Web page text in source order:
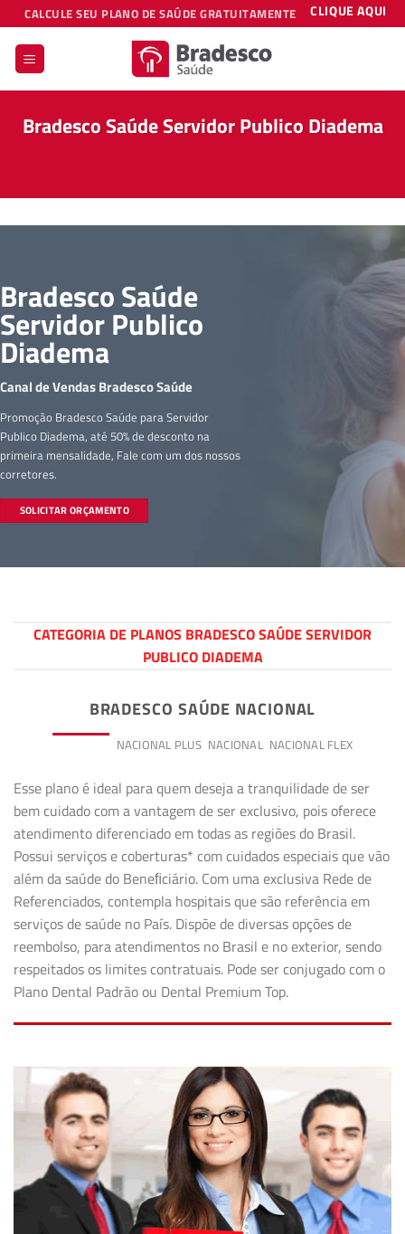
Skip
to
content
CALCULE SEU PLANO DE SAÚDE GRATUITAMENTE CLIQUE AQUI
Bradesco Saúde Servidor Publico Diadema
Bradesco Saúde
Servidor Publico
Diadema
Canal de Vendas Bradesco Saúde
Promoção Bradesco Saúde para Servidor
Publico Diadema, até 50% de desconto na
primeira mensalidade, Fale com um dos nossos
corretores.
SOLICITAR ORÇAMENTO
CATEGORIA DE PLANOS BRADESCO SAÚDE SERVIDOR
PUBLICO DIADEMA
BRADESCO SAÚDE NACIONAL
NACIONAL PLUS NACIONAL NACIONAL FLEX
Esse plano é ideal para quem deseja a tranquilidade de ser
bem cuidado com a vantagem de ser exclusivo, pois oferece
atendimento diferenciado em todas as regiões do Brasil.
Possui serviços e coberturas* com cuidados especiais que vão
além da saúde do Beneﬁciário. Com uma exclusiva Rede de
Referenciados, contempla hospitais que são referência em
serviços de saúde no País. Dispõe de diversas opções de
reembolso, para atendimentos no Brasil e no exterior, sendo
respeitados os limites contratuais. Pode ser conjugado com o
Plano Dental Padrão ou Dental Premium Top.